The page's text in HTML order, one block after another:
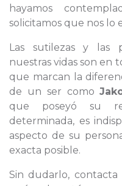
hayamos
solicitamos que nos lo
Las sutilezas y las
nuestras vidas son en
que marcan la
de un ser como
que poseyó su
determinada, es
aspecto de su
exacta posible.
Sin dudarlo, contacta